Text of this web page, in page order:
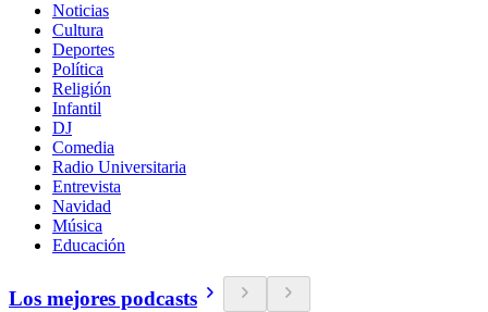
Noticias
Cultura
Deportes
Política
Religión
Infantil
DJ
Comedia
Radio Universitaria
Entrevista
Navidad
Música
Educación
Los mejores podcasts